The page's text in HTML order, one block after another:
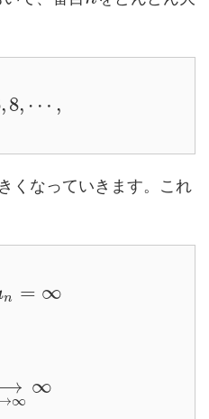
,8, ⋯ ,
くなっていきます。これ
n = ∞
∞
∞